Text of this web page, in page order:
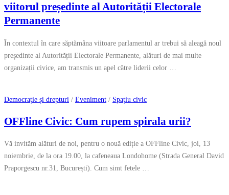
viitorul președinte al Autorității Electorale
Permanente
În contextul în care săptămâna viitoare parlamentul ar trebui să aleagă noul
președinte al Autorității Electorale Permanente, alături de mai multe
organizații civice, am transmis un apel către liderii celor …
Democrație și drepturi / Eveniment / Spațiu civic
OFFline Civic: Cum rupem spirala urii?
Vă invităm alături de noi, pentru o nouă ediție a OFFline Civic, joi, 13
noiembrie, de la ora 19.00, la cafeneaua Londohome (Strada General David
Praporgescu nr.31, București). Cum simt fetele …